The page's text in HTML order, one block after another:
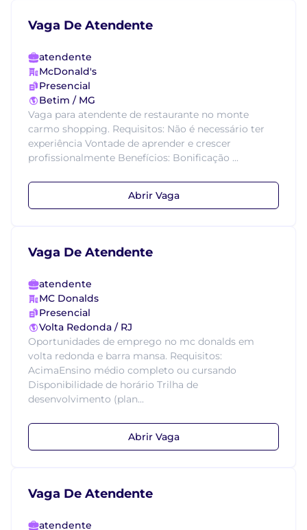
Vaga De Atendente
atendente
McDonald's
Presencial
Betim / MG
Vaga para atendente de restaurante no monte
carmo shopping. Requisitos: Não é necessário ter
experiência Vontade de aprender e crescer
profissionalmente Benefícios: Bonificação ...
Abrir Vaga
Vaga De Atendente
atendente
MC Donalds
Presencial
Volta Redonda / RJ
Oportunidades de emprego no mc donalds em
volta redonda e barra mansa. Requisitos:
AcimaEnsino médio completo ou cursando
Disponibilidade de horário Trilha de
desenvolvimento (plan...
Abrir Vaga
Vaga De Atendente
atendente